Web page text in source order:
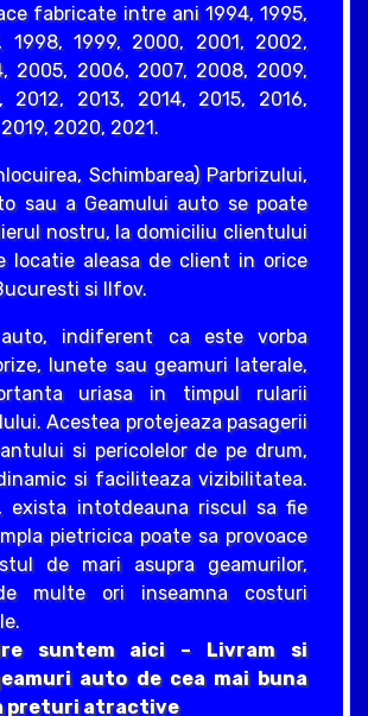
fabricate intre ani 1994, 1995,
1998, 1999, 2000, 2001, 2002,
2005, 2006, 2007, 2008, 2009,
2012, 2013, 2014, 2015, 2016,
2020, 2021.
Schimbarea) Parbrizului,
sau a Geamului auto se poate
nostru, la domiciliu clientului
locatie aleasa de client in orice
si Ilfov.
auto, indiferent ca este vorba
lunete sau geamuri laterale,
uriasa in timpul rularii
Acestea protejeaza pasagerii
si pericolelor de pe drum,
si faciliteaza vizibilitatea.
exista intotdeauna riscul sa fie
pietricica poate sa provoace
de mari asupra geamurilor,
multe ori inseamna costuri
suntem aici – Livram si
auto de cea mai buna
preturi atractive